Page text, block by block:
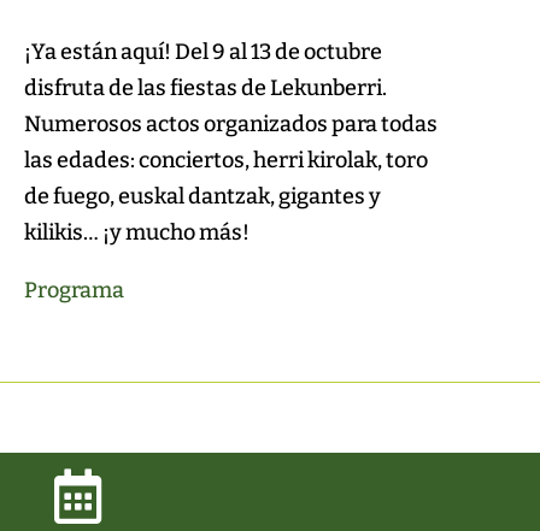
¡Ya están aquí! Del 9 al 13 de octubre
disfruta de las fiestas de Lekunberri.
Numerosos actos organizados para todas
las edades: conciertos, herri kirolak, toro
de fuego, euskal dantzak, gigantes y
kilikis… ¡y mucho más!
Programa
